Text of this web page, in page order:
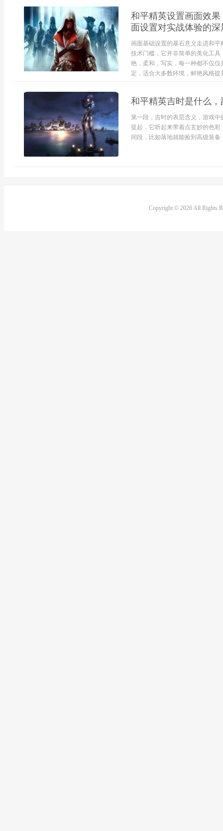
和平精英设置画面效
面设置对实战体验的深
画面基础设置的基石意义走进和
技术门槛，它并非简单的美化工
艳，柔和，写实，每一种都不仅
定，适合大多数环境，鲜艳风格
和平精英吉时是什么
第一段，吉时的表层含义，游戏
提起，它听起来带着点玄妙的色
间段，比如落地就能捡到高级装
Copyright © 2026 All Rights